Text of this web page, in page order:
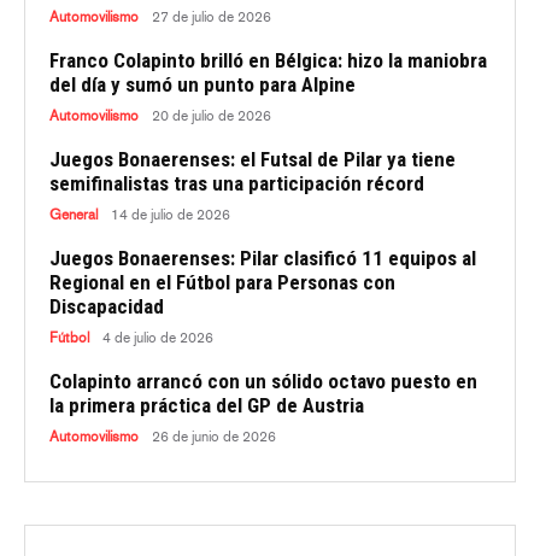
Automovilismo 27 de julio de 2026
Franco Colapinto brilló en Bélgica: hizo la maniobra
del día y sumó un punto para Alpine
Automovilismo 20 de julio de 2026
Juegos Bonaerenses: el Futsal de Pilar ya tiene
semifinalistas tras una participación récord
General 14 de julio de 2026
Juegos Bonaerenses: Pilar clasificó 11 equipos al
Regional en el Fútbol para Personas con
Discapacidad
Fútbol 4 de julio de 2026
Colapinto arrancó con un sólido octavo puesto en
la primera práctica del GP de Austria
Automovilismo 26 de junio de 2026